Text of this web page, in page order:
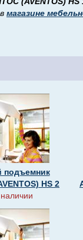
магазине
подъемник
HS 2